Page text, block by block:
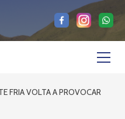
FRIA VOLTA A PROVOCAR